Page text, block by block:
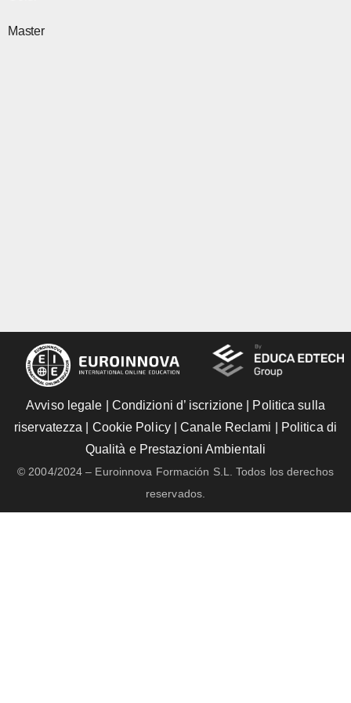
Master
Avviso legale Condizioni d’ iscrizione
Politica sulla
riservatezza
Cookie Policy|Canale Reclami
Politica di
Qualità e Prestazioni Ambientali
© 2004/2024 – Euroinnova Formación S.L. Todos los derechos
reservados.